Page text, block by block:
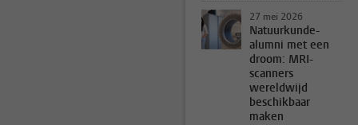
27 mei 2026
Natuurkunde-
alumni met een
droom: MRI-
scanners
wereldwijd
beschikbaar
maken